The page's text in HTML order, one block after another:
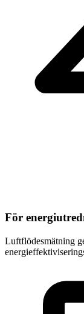
För
Luftflödesmätning